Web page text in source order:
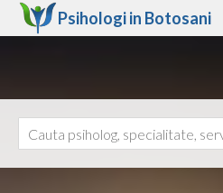
Psihologi in Botosani
Ajutor